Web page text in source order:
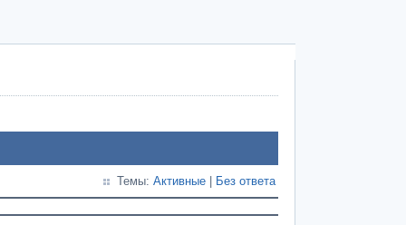
Темы: Активные Без ответа